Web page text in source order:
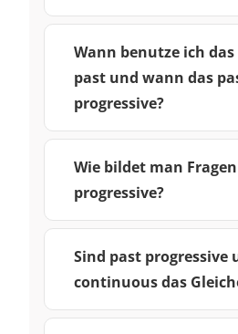
Wann benutze ich
past und wann das
progressive?
Wie bildet man
progressive?
Sind past progressive
continuous das